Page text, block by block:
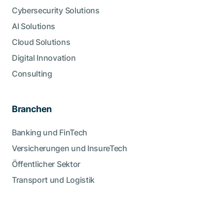
Cybersecurity Solutions
AI Solutions
Cloud Solutions
Digital Innovation
Consulting
Branchen
Banking und FinTech
Versicherungen und InsureTech
Öffentlicher Sektor
Transport und Logistik